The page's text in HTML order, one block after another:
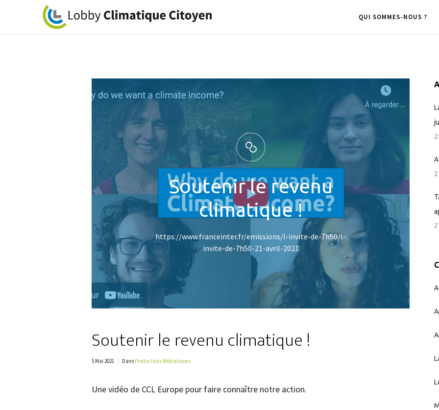
QUI SOMMES-NOUS ?
Soutenir le revenu
climatique !
https://www.franceinter.fr/emissions/l-invite-de-7h50/l-
invite-de-7h50-21-avril-2021
Soutenir le revenu climatique !
5 Mai 2021 Dans Productions Médiatiques
Une vidéo de CCL Europe pour faire connaître notre action.